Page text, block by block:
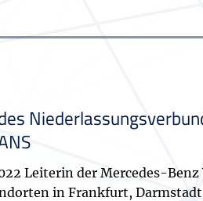
Leiterin der Mercedes-
in Frankfurt,